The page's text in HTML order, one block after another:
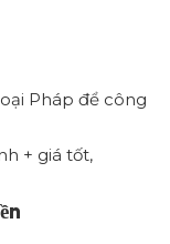
Pháp để công
+ giá tốt,